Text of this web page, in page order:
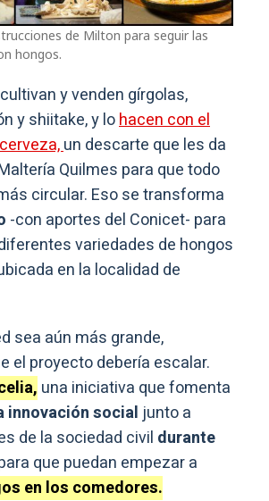
de Milton para seguir las
hongos.
y venden gírgolas,
y shiitake, y lohacen con el
un descarte que les da
Quilmes para que todo
circular. Eso se transforma
-con aportes del Conicet- para
variedades de hongos
en la localidad de
sea aún más grande,
el proyecto debería escalar.
una iniciativa que fomenta
innovación social junto a
de la sociedad civil durante
que puedan empezar a
en los comedores.